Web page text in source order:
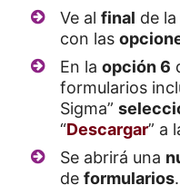
Ve al final de la
con las
En la opción 6
formularios
Sigma”
“Descargar” a
Se abrirá una
de formularios.